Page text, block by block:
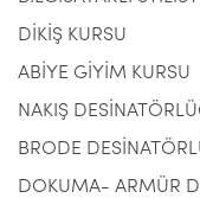
DİKİŞ KURSU
ABİYE GİYİM KURSU
NAKIŞ
BRODE
DOKUMA- ARMÜR